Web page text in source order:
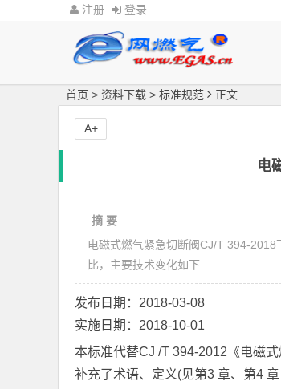
注册 登录
首页 > 资料下载 > 标准规范 正文
电
摘 要
电磁式燃气紧急切断阀CJ/T 394-
比，主要技术变化如下
发布日期：2018-03-08
实施日期：2018-10-01
本标准代替CJ /T 394-2012《电磁
补充了术语、定义(见第3 章、第4
A+